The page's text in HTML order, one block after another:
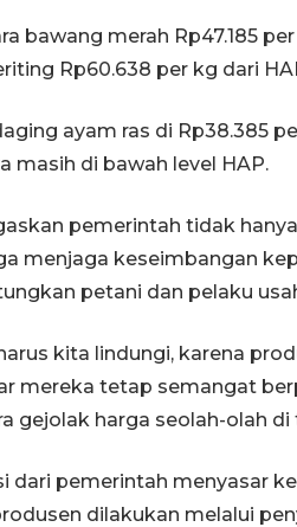
bawang merah Rp47.185
Rp60.638 per kg dari
ayam ras di Rp38.385
masih di bawah level HAP.
pemerintah tidak
menjaga keseimbangan
petani dan pelaku
kita lindungi, karena
mereka tetap semangat
gejolak harga seolah-olah
dari pemerintah menyasar
dilakukan melalui